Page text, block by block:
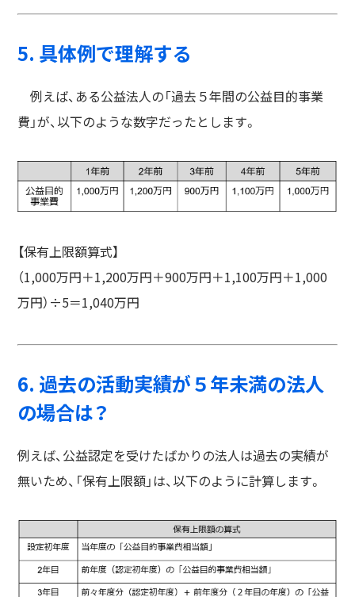
5. 具体例で理解する
例えば、ある公益法人の「過去５年間の公益目的事業
費」が、以下のような数字だったとします。
【保有上限額算式】
（1,000万円＋1,200万円＋900万円＋1,100万円＋1,000
万円）÷5＝1,040万円
6. 過去の活動実績が５年未満の法人
の場合は？
例えば、公益認定を受けたばかりの法人は過去の実績が
無いため、「保有上限額」は、以下のように計算します。